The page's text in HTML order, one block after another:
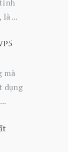
là ...
mà
dụng